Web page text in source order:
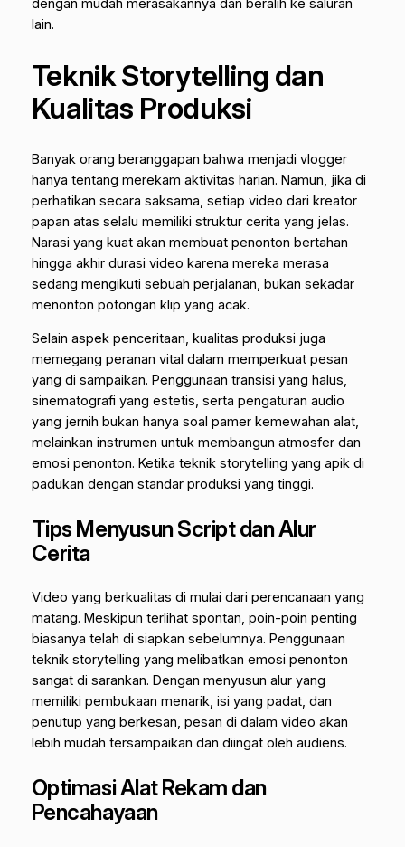
dengan mudah merasakannya dan beralih ke saluran
lain.
Teknik Storytelling dan
Kualitas Produksi
Banyak orang beranggapan bahwa menjadi vlogger
hanya tentang merekam aktivitas harian. Namun, jika di
perhatikan secara saksama, setiap video dari kreator
papan atas selalu memiliki struktur cerita yang jelas.
Narasi yang kuat akan membuat penonton bertahan
hingga akhir durasi video karena mereka merasa
sedang mengikuti sebuah perjalanan, bukan sekadar
menonton potongan klip yang acak.
Selain aspek penceritaan, kualitas produksi juga
memegang peranan vital dalam memperkuat pesan
yang di sampaikan. Penggunaan transisi yang halus,
sinematografi yang estetis, serta pengaturan audio
yang jernih bukan hanya soal pamer kemewahan alat,
melainkan instrumen untuk membangun atmosfer dan
emosi penonton. Ketika teknik storytelling yang apik di
padukan dengan standar produksi yang tinggi.
Tips Menyusun Script dan Alur
Cerita
Video yang berkualitas di mulai dari perencanaan yang
matang. Meskipun terlihat spontan, poin-poin penting
biasanya telah di siapkan sebelumnya. Penggunaan
teknik storytelling yang melibatkan emosi penonton
sangat di sarankan. Dengan menyusun alur yang
memiliki pembukaan menarik, isi yang padat, dan
penutup yang berkesan, pesan di dalam video akan
lebih mudah tersampaikan dan diingat oleh audiens.
Optimasi Alat Rekam dan
Pencahayaan